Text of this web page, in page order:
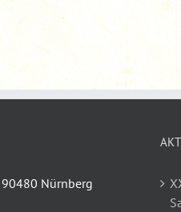
Nürnberg